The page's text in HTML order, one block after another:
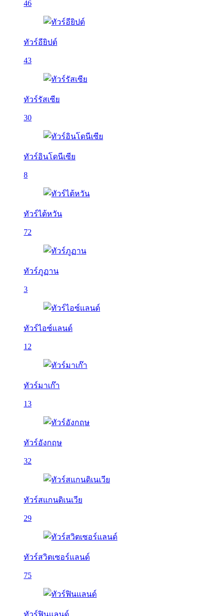
46
ทัวร์อียิปต์
43
ทัวร์รัสเซีย
30
ทัวร์อินโดนีเซีย
8
ทัวร์ไต้หวัน
72
ทัวร์ภูฏาน
3
ทัวร์ไอซ์แลนด์
12
ทัวร์มาเก๊า
13
ทัวร์อังกฤษ
32
ทัวร์สแกนดิเนเวีย
29
ทัวร์สวิตเซอร์แลนด์
75
ทัวร์ฟินแลนด์